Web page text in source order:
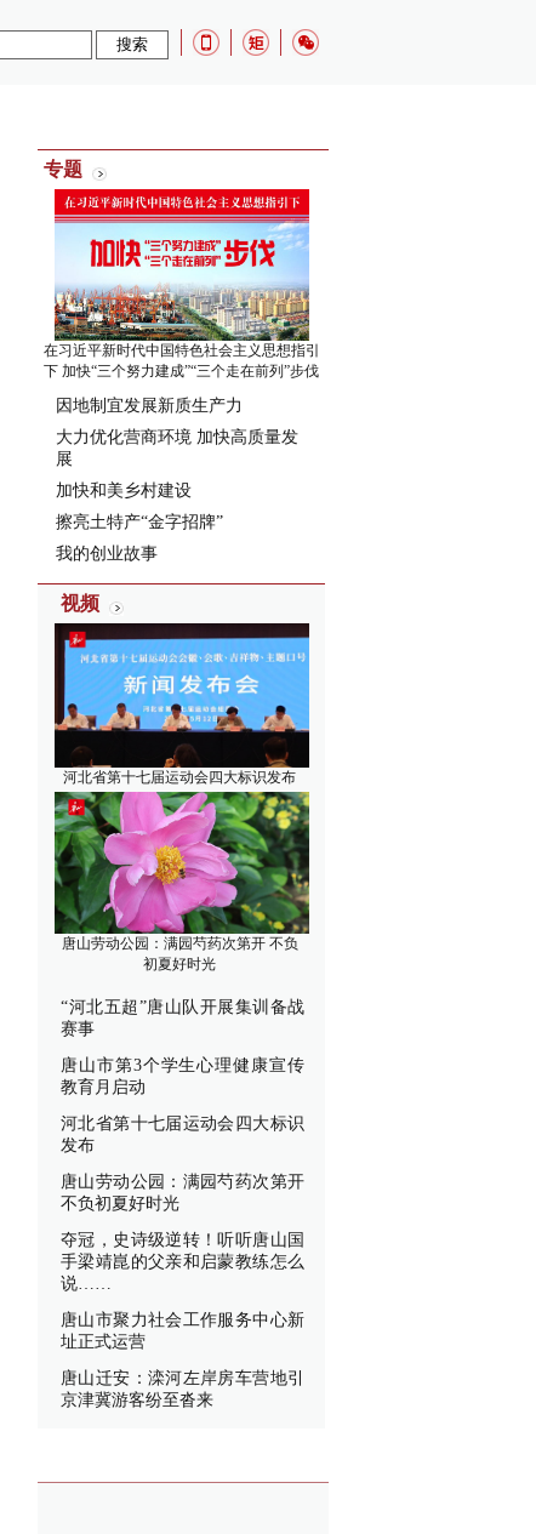
专题
在习近平新时代中国特色社会主义思想指引
下 加快“三个努力建成”“三个走在前列”步伐
因地制宜发展新质生产力
大力优化营商环境 加快高质量发
展
加快和美乡村建设
擦亮土特产“金字招牌”
我的创业故事
视频
河北省第十七届运动会四大标识发布
唐山劳动公园：满园芍药次第开 不负
初夏好时光
“河北五超”唐山队开展集训备战
赛事
唐山市第3个学生心理健康宣传
教育月启动
河北省第十七届运动会四大标识
发布
唐山劳动公园：满园芍药次第开
不负初夏好时光
夺冠，史诗级逆转！听听唐山国
手梁靖崑的父亲和启蒙教练怎么
说……
唐山市聚力社会工作服务中心新
址正式运营
唐山迁安：滦河左岸房车营地引
京津冀游客纷至沓来